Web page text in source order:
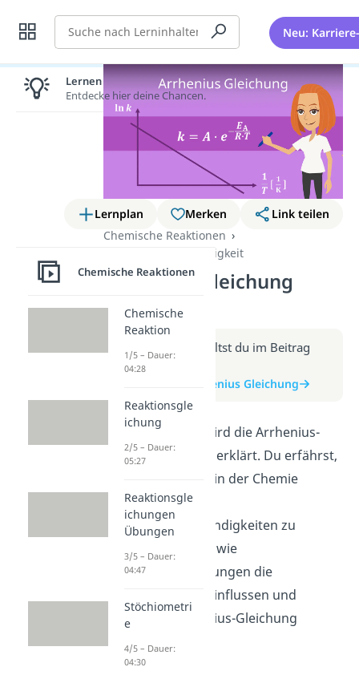
Suche Neu:
Lernplan Merken
Link teilen
Chemische Reaktionen
Reaktionsgeschwindigkeit
Arrhenius Gleichung
(Video)
Weitere Infos erhältst du im Beitrag
zum Video
zum Beitrag: Arrhenius Gleichung
In diesem Video wird die Arrhenius-
Gleichung einfach erklärt. Du erfährst,
wie die Gleichung in der Chemie
genutzt wird, um
Reaktionsgeschwindigkeiten zu
berechnen. Lerne, wie
Temperaturänderungen die
Reaktionsrate beeinflussen und
warum die Arrhenius-Gleichung
wichtig ist.
Lernen lohnt sich!
Entdecke hier deine Chancen.
Chemische Reaktionen
Chemische
Reaktion
1/5 – Dauer:
04:28
Reaktionsgle
ichung
2/5 – Dauer:
05:27
Reaktionsgle
ichungen
Übungen
3/5 – Dauer:
04:47
Stöchiometri
e
4/5 – Dauer:
04:30